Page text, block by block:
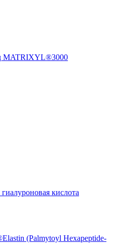
MATRIXYL®3000
кислота
(Palmytoyl Hexapeptide-